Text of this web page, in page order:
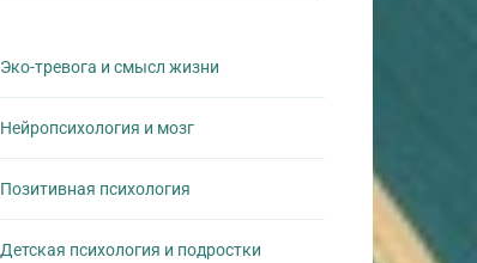
Эко-тревога и смысл жизни
Нейропсихология и мозг
Позитивная психология
Детская психология и подростки